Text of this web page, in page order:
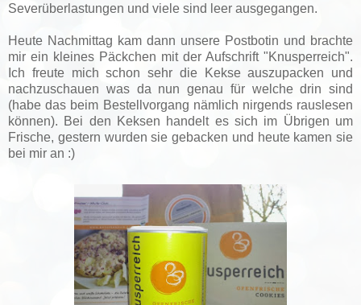
Severüberlastungen und viele sind leer ausgegangen.
Heute Nachmittag kam dann unsere Postbotin und brachte
mir ein kleines Päckchen mit der Aufschrift "Knusperreich".
Ich freute mich schon sehr die Kekse auszupacken und
nachzuschauen was da nun genau für welche drin sind
(habe das beim Bestellvorgang nämlich nirgends rauslesen
können). Bei den Keksen handelt es sich im Übrigen um
Frische, gestern wurden sie gebacken und heute kamen sie
bei mir an :)